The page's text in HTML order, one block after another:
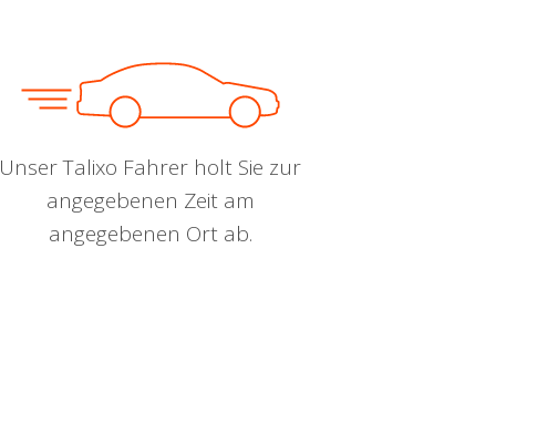
Unser Talixo Fahrer holt Sie zur
angegebenen Zeit am
angegebenen Ort ab.